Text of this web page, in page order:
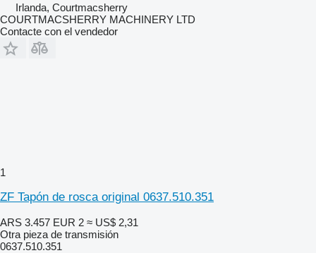
Irlanda, Courtmacsherry
COURTMACSHERRY MACHINERY LTD
Contacte con el vendedor
1
ZF Tapón de rosca original 0637.510.351
ARS 3.457 EUR 2 ≈ US$ 2,31
Otra pieza de transmisión
0637.510.351